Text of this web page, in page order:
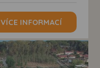
VÍCE INFORMACÍ